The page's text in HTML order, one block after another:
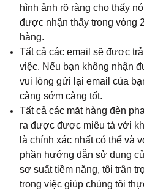
hình ảnh rõ ràng cho thấy
được nhận thấy trong vòng
hàng.
Tất cả các email sẽ được
việc. Nếu bạn không nhận
vui lòng gửi lại email của
càng sớm càng tốt.
Tất cả các mặt hàng đèn
ra được được miêu tả với
là chính xác nhất có thể và
phần hướng dẫn sử dụng
sơ suất tiềm năng, tôi trân
trong việc giúp chúng tôi